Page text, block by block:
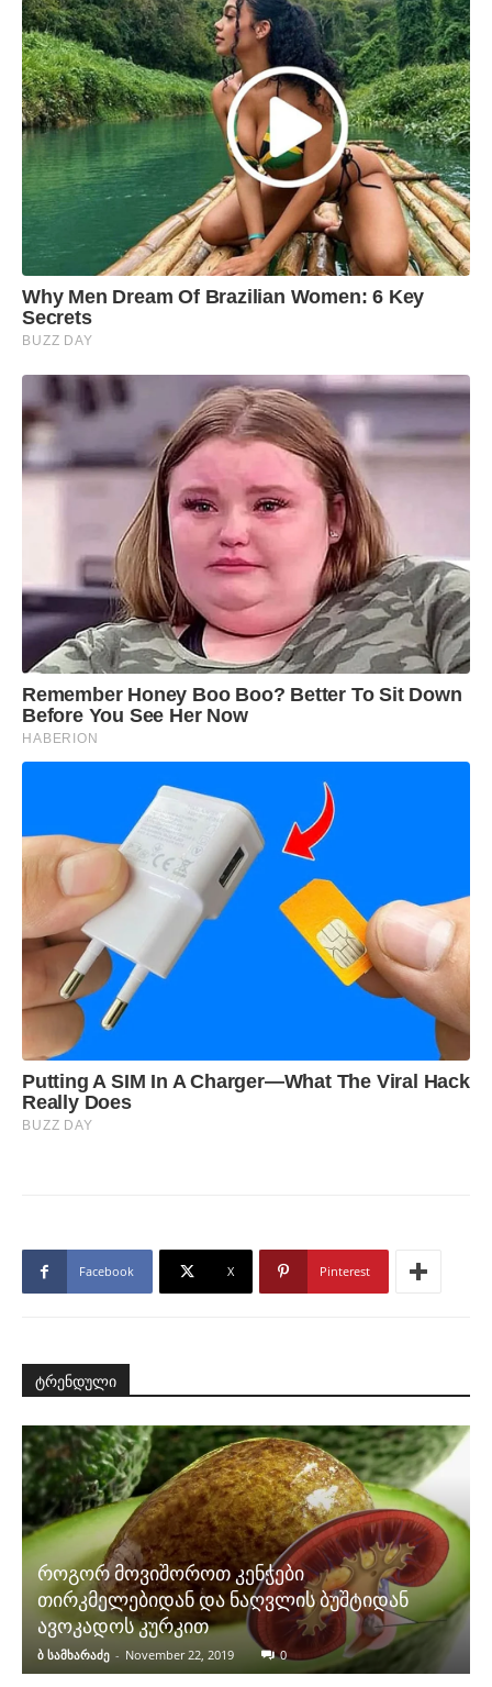
Facebook X Pinterest
ტრენდული
როგორ მოვიშოროთ კენჭები
თირკმელებიდან და ნაღვლის ბუშტიდან
ავოკადოს კურკით
ბ სამხარაძე - November 22, 2019 0